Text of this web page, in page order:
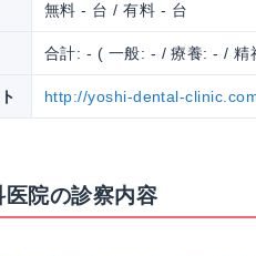
無料 - 台 / 有料 - 台
合計: - ( 一般: - / 療養: - /
http://yoshi-dental-
医院の診察内容